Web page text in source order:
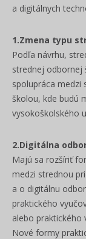
a digitálnych
1.Zmena typu
Podľa návrhu,
strednej odbornej
spolupráca medzi
školou, kde budú
vysokoškolského
2.Digitálna
Majú sa rozšíriť
medzi strednou
a o digitálnu
praktického
alebo praktického
Nové formy